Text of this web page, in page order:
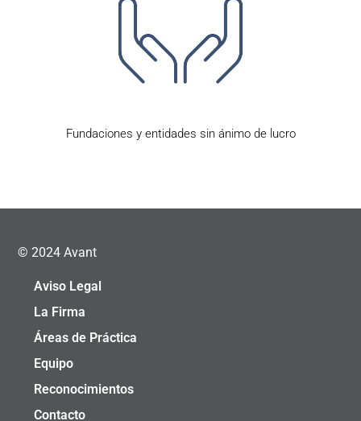
Fundaciones y entidades sin ánimo de lucro
© 2024 Avant
Aviso Legal
La Firma
Áreas de Práctica
Equipo
Reconocimientos
Contacto